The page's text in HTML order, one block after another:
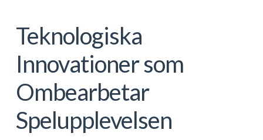
Teknologiska
Innovationer som
Ombearbetar
Spelupplevelsen